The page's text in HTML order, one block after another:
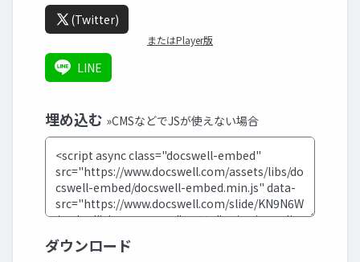
(Twitter)
またはPlayer版
LINE
埋め込む »CMSなどでJSが使えない場合
ダウンロード